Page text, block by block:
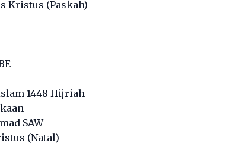
Kristus (Paskah)
1448 Hijriah
SAW
(Natal)